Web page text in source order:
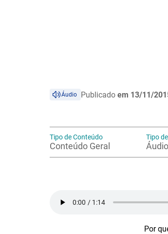
Áudio Publicado em 13/11/
Tipo de Conteúdo
Conteúdo Geral
Tipo
Áudio
Por